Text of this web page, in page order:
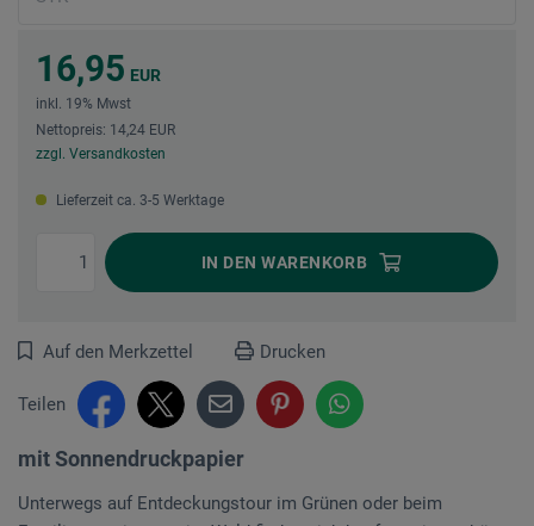
16,95 EUR
inkl. 19% Mwst
Nettopreis: 14,24 EUR
zzgl. Versandkosten
Lieferzeit ca. 3-5 Werktage
IN DEN WARENKORB
Auf den Merkzettel Drucken
Teilen
mit Sonnendruckpapier
Unterwegs auf Entdeckungstour im Grünen oder beim